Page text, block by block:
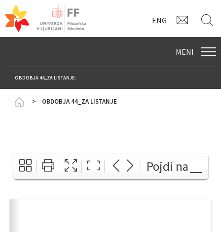
ENG
MENI
OBDOBJA 44_ZA LISTANJE:
HomepageOBDOBJA 44_ZA LISTANJE
Pojdi na